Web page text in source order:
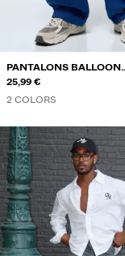
PANTALONS BALLOON
ESTAMPAT LATERAL
25,99 €
2 COLORS